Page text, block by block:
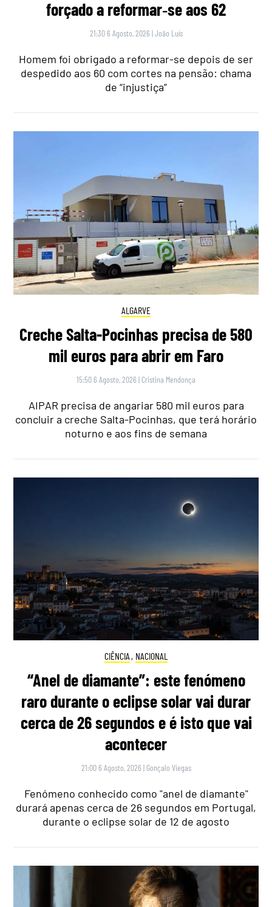
forçado a reformar‑se aos 62
21:30 6 Agosto, 2026 |João Luís
Homem foi obrigado a reformar-se depois de ser
despedido aos 60 com cortes na pensão: chama
de “injustiça”
ALGARVE
Creche Salta-Pocinhas precisa de 580
mil euros para abrir em Faro
15:50 6 Agosto, 2026 | Cristina Mendonça
AIPAR precisa de angariar 580 mil euros para
concluir a creche Salta-Pocinhas, que terá horário
noturno e aos fins de semana
CIÊNCIA , NACIONAL
“Anel de diamante”: este fenómeno
raro durante o eclipse solar vai durar
cerca de 26 segundos e é isto que vai
acontecer
21:00 6 Agosto, 2026 | Gonçalo Viegas
Fenómeno conhecido como "anel de diamante"
durará apenas cerca de 26 segundos em Portugal,
durante o eclipse solar de 12 de agosto